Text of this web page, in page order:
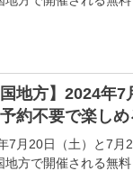
地方】2024年7
約不要で楽し
7月20日（土）と7月
地方で開催される無